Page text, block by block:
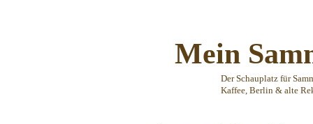
Mein
Der Schauplatz für
Kaffee, Berlin & alte